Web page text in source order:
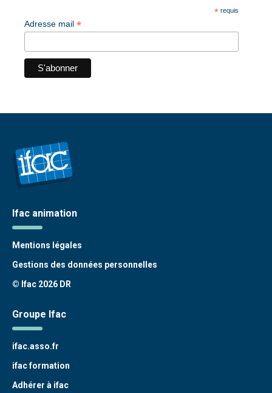
* requis
Adresse mail *
Ifac animation
Mentions légales
Gestions des données personnelles
© Ifac 2026 DR
Groupe Ifac
ifac.asso.fr
ifac formation
Adhérer à ifac